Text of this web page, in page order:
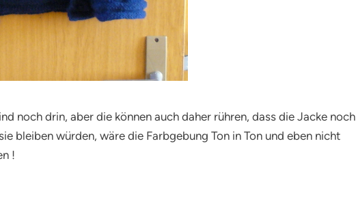
noch drin, aber die können auch daher rühren, dass die Jacke noch
bleiben würden, wäre die Farbgebung Ton in Ton und eben nicht
!